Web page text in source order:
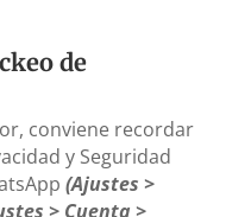
de
conviene recordar
y Seguridad
(Ajustes >
> Cuenta >